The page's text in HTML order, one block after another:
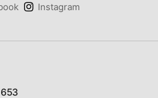
Instagram